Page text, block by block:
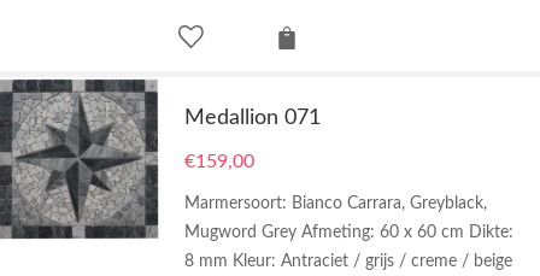
Medallion 071
€159,00
Marmersoort: Bianco Carrara, Greyblack,
Mugword Grey Afmeting: 60 x 60 cm Dikte:
8 mm Kleur: Antraciet / grijs / creme / beige